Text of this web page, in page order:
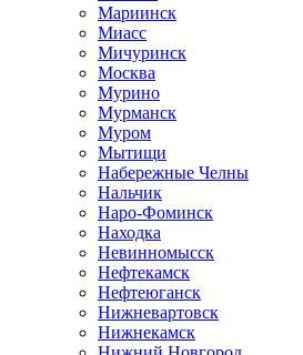
Мариинск
Миасс
Мичуринск
Москва
Мурино
Мурманск
Муром
Мытищи
Набережные Челны
Нальчик
Наро-Фоминск
Находка
Невинномысск
Нефтекамск
Нефтеюганск
Нижневартовск
Нижнекамск